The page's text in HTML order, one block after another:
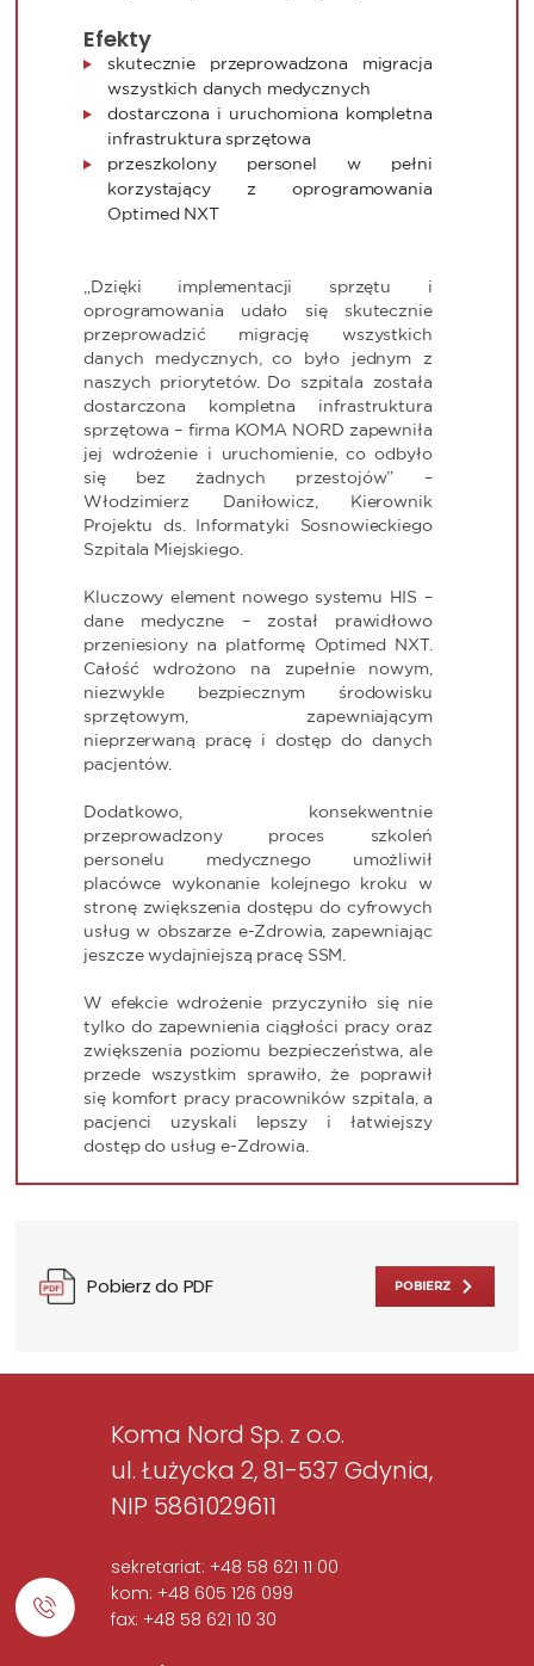
Efekty
skutecznie przeprowadzona migracja
wszystkich danych medycznych
dostarczona i uruchomiona kompletna
infrastruktura sprzętowa
przeszkolony personel w pełni
korzystający z oprogramowania
Optimed NXT
„Dzięki implementacji sprzętu i
oprogramowania udało się skutecznie
przeprowadzić migrację wszystkich
danych medycznych, co było jednym z
naszych priorytetów. Do szpitala została
dostarczona kompletna infrastruktura
sprzętowa – firma KOMA NORD zapewniła
jej wdrożenie i uruchomienie, co odbyło
się bez żadnych przestojów” –
Włodzimierz Daniłowicz, Kierownik
Projektu ds. Informatyki Sosnowieckiego
Szpitala Miejskiego.
Kluczowy element nowego systemu HIS –
dane medyczne – został prawidłowo
przeniesiony na platformę Optimed NXT.
Całość wdrożono na zupełnie nowym,
niezwykle bezpiecznym środowisku
sprzętowym, zapewniającym
nieprzerwaną pracę i dostęp do danych
pacjentów.
Dodatkowo, konsekwentnie
przeprowadzony proces szkoleń
personelu medycznego umożliwił
placówce wykonanie kolejnego kroku w
stronę zwiększenia dostępu do cyfrowych
usług w obszarze e-Zdrowia, zapewniając
jeszcze wydajniejszą pracę SSM.
W efekcie wdrożenie przyczyniło się nie
tylko do zapewnienia ciągłości pracy oraz
zwiększenia poziomu bezpieczeństwa, ale
przede wszystkim sprawiło, że poprawił
się komfort pracy pracowników szpitala, a
pacjenci uzyskali lepszy i łatwiejszy
dostęp do usług e-Zdrowia.
Pobierz do PDF POBIERZ
Koma Nord Sp. z o.o.
ul. Łużycka 2, 81-537 Gdynia,
NIP 5861029611
sekretariat: +48 58 621 11 00
kom: +48 605 126 099
fax: +48 58 621 10 30